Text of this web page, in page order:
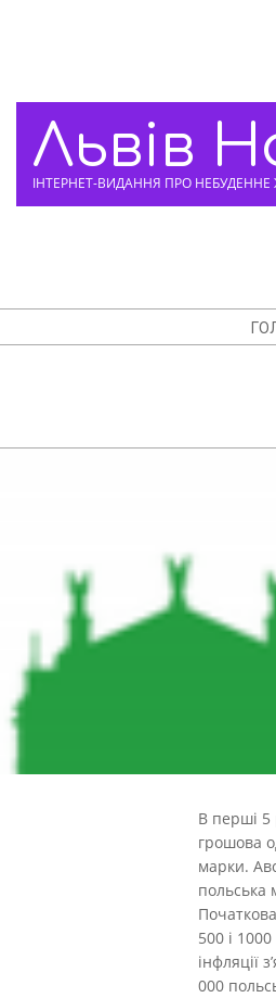
Львів
ІНТЕРНЕТ-ВИДАННЯ ПРО НЕБУДЕННЕ
Menu
В перші 5
грошова
марки.
польська
500 і
інфляції
000